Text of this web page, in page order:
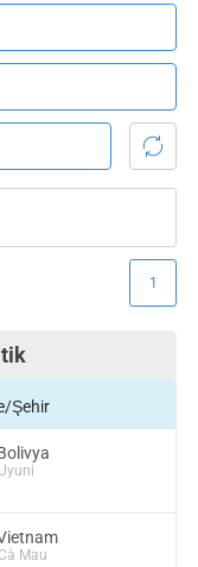
1
Şehir
Uyuni
Cà Mau